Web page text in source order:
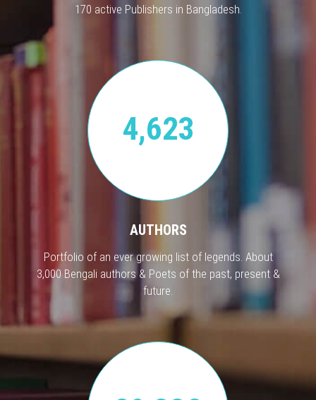
170 active Publishers in Bangladesh.
4,623
AUTHORS
Portfolio of an ever growing list of legends. About
3,000 Bengali authors & Poets of the past, present &
future.